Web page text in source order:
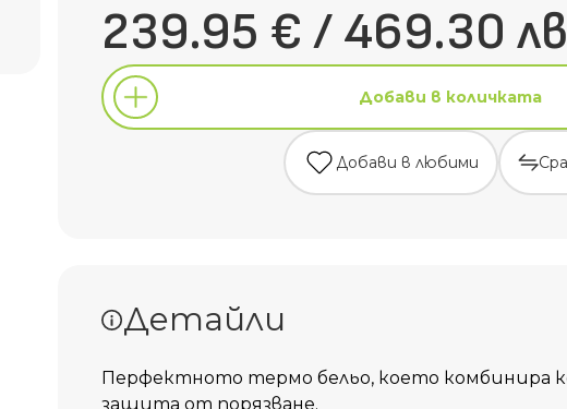
239.95 € / 469.30
Добави в количката
Добави в любими
Детайли
Перфектното термо бельо, което комбинира
защита от порязване.